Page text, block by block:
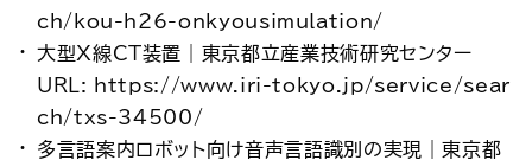
ch/kou-h26-onkyousimulation/
大型X線CT装置｜東京都立産業技術研究センター
URL: https://www.iri-tokyo.jp/service/sear
ch/txs-34500/
多言語案内ロボット向け音声言語識別の実現｜東京都